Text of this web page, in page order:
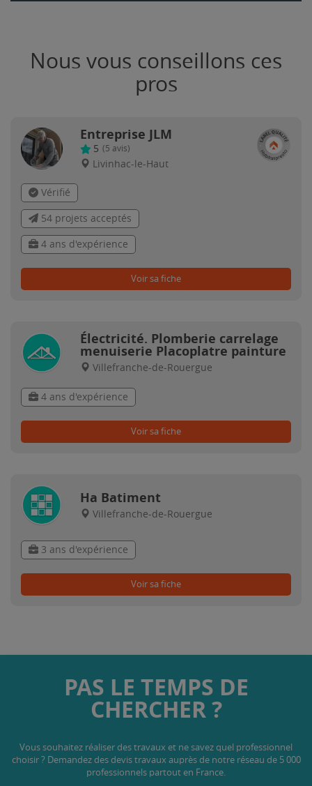
Nous vous conseillons ces
pros
Entreprise JLM
5 (5 avis)
Livinhac-le-Haut
Vérifié
54 projets acceptés
4 ans d'expérience
Voir sa fiche
Électricité. Plomberie carrelage
menuiserie Placoplatre painture
Villefranche-de-Rouergue
4 ans d'expérience
Voir sa fiche
Ha Batiment
Villefranche-de-Rouergue
3 ans d'expérience
Voir sa fiche
PAS LE TEMPS DE
CHERCHER ?
Vous souhaitez réaliser des travaux et ne savez quel professionnel
choisir ? Demandez des devis travaux auprès de notre réseau de 5 000
professionnels partout en France.